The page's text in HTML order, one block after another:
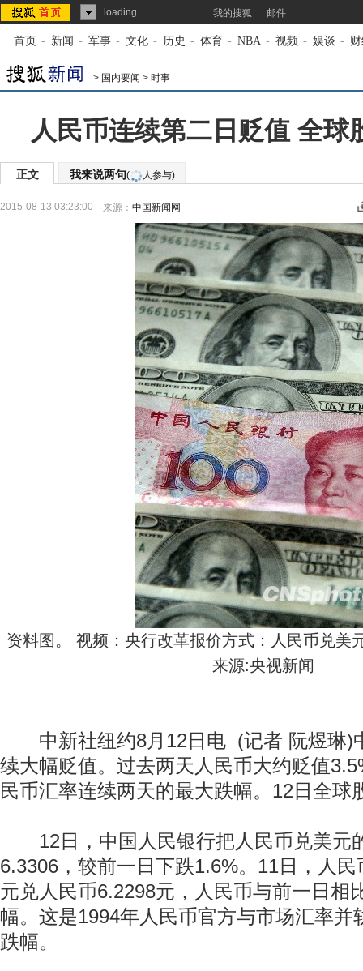
loading... 我的搜狐 邮件
首页 - 新闻 - 军事 - 文化 - 历史 - 体育 - NBA - 视频 - 娱谈 -
> 国内要闻 > 时事
人民币连续第二日贬值 全球
正文 我来说两句( 人参与)
2015-08-13 03:23:00 来源： 中国新闻网
资料图。 视频：央行改革报价方式：人民币兑美
来源:央视新闻
中新社纽约8月12日电 (记者 阮煜琳)
续大幅贬值。过去两天人民币大约贬值
民币汇率连续两天的最大跌幅。12日全球
12日，中国人民银行把人民币兑美元
6.3306，较前一日下跌1.6%。11日，人
元兑人民币6.2298元，人民币与前一日相
幅。这是1994年人民币官方与市场汇率并
跌幅。